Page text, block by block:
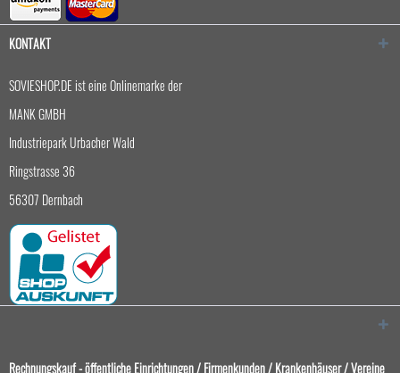
KONTAKT
SOVIESHOP.DE ist eine Onlinemarke der
MANK GMBH
Industriepark Urbacher Wald
Ringstrasse 36
56307 Dernbach
Rechnungskauf - öffentliche Einrichtungen / Firmenkunden / Krankenhäuser / Vereine